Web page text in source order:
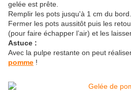
gelée est prête.
Remplir les pots jusqu'à 1 cm du bord.
Fermer les pots aussitôt puis les
(pour faire échapper l’air) et les
Astuce :
Avec la pulpe restante on peut
pomme !